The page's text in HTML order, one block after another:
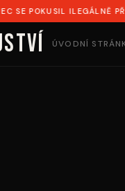
ILEGÁLNĚ PŘEJÍT
ÚVODNÍ